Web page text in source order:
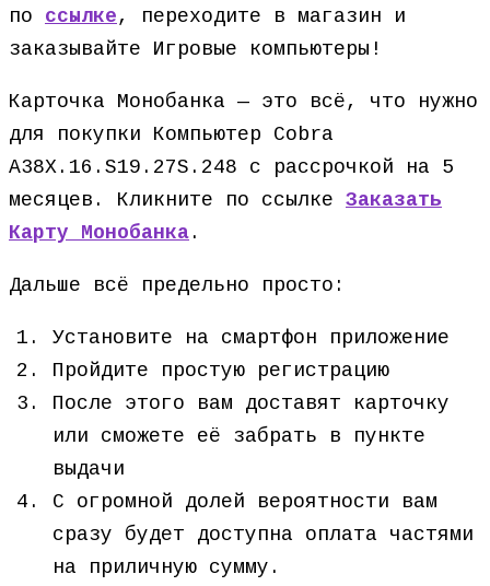
по ссылке, переходите в магазин и
заказывайте Игровые компьютеры!
Карточка Монобанка — это всё, что нужно
для покупки Компьютер Cobra
A38X.16.S19.27S.248 с рассрочкой на 5
месяцев. Кликните по ссылке Заказать
Карту Монобанка .
Дальше всё предельно просто:
Установите на смартфон приложение
Пройдите простую регистрацию
После этого вам доставят карточку
или сможете её забрать в пункте
выдачи
С огромной долей вероятности вам
сразу будет доступна оплата частями
на приличную сумму.